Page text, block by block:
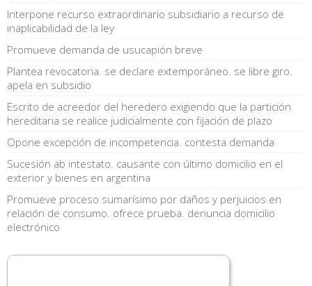
Interpone recurso extraordinario subsidiario a recurso de
inaplicabilidad de la ley
Promueve demanda de usucapión breve
Plantea revocatoria. se declare extemporáneo. se libre giro.
apela en subsidio
Escrito de acreedor del heredero exigiendo que la partición
hereditaria se realice judicialmente con fijación de plazo
Opone excepción de incompetencia. contesta demanda
Sucesión ab intestato. causante con último domicilio en el
exterior y bienes en argentina
Promueve proceso sumarísimo por daños y perjuicios en
relación de consumo. ofrece prueba. denuncia domicilio
electrónico